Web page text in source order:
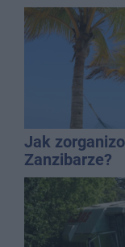
Jak
Zanzibarze?